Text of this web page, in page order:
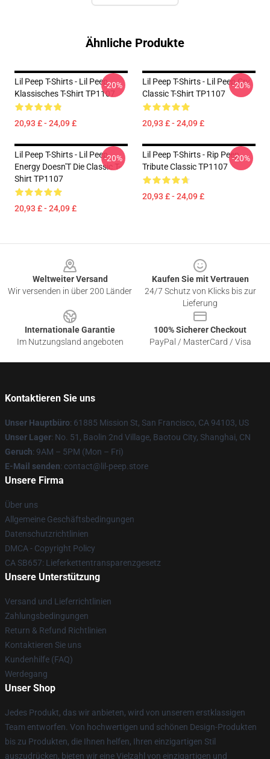
Ähnliche Produkte
Lil Peep T-Shirts - Lil Peep
Klassisches T-Shirt TP1107
20,93 £ - 24,09 £
-20%
Lil Peep T-Shirts - Lil Peep Cry
Classic T-Shirt TP1107
20,93 £ - 24,09 £
-20%
Lil Peep T-Shirts - Lil Peep
Energy Doesn'T Die Classic T-
Shirt TP1107
20,93 £ - 24,09 £
-20%
Lil Peep T-Shirts - Rip Peep
Tribute Classic TP1107
20,93 £ - 24,09 £
-20%
Weltweiter Versand
Wir versenden in über 200 Länder
Kaufen Sie mit Vertrauen
24/7 Schutz von Klicks bis zur
Lieferung
Internationale Garantie
Im Nutzungsland angeboten
100% Sicherer Checkout
PayPal / MasterCard / Visa
Kontaktieren Sie uns
Unser Hauptbüro: 61885 Mission St, San Francisco, CA 94103, US
Unser Lager: No. 51, Baolin 2nd Village, Baotou City, Shanghai, CN
Geruch: 9AM – 5PM (Mon – Fri)
E-Mail senden: contact@lil-peep.store
Unsere Firma
Über uns
Allgemeine Geschäftsbedingungen
Datenschutzrichtlinien
DMCA - Copyright Policy
CA SB657: Lieferkettentransparenzgesetz
Unsere Unterstützung
Versand und Lieferrichtlinien
Zahlungsbedingungen
Return & Refund Richtlinien
Kontaktieren Sie uns
Kundenhilfe (FAQ)
Werdegang
Unser Shop
Jedes Produkt, das wir anbieten, wird von unserem erstklassigen
Team entworfen. Von hochwertigen und schönen Design-Produkten
bis zu Produkten, die Ihnen helfen, Ihren einzigartigen Stil
auszudrücken, bieten wir eine Vielzahl von einzigartigen und